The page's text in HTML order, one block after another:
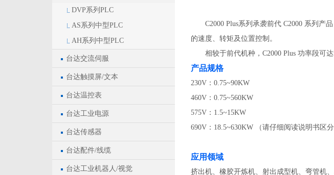
DVP系列PLC
AS系列中型PLC
AH系列中型PLC
台达交流伺服
台达触摸屏/文本
台达温控表
台达工业电源
台达传感器
台达配件/线缆
台达工业机器人/视觉
C2000 Plus系列承袭前代 C2000 系列产
的速度、转矩及位置控制。
相较于前代机种，C2000 Plus 功率段可
产品规格
230V：0.75~90KW
460V：0.75~560KW
575V：1.5~15KW
690V：18.5~630KW （请仔细阅读说明书区
应用领域
挤出机、橡胶开炼机、射出成型机、弯管机